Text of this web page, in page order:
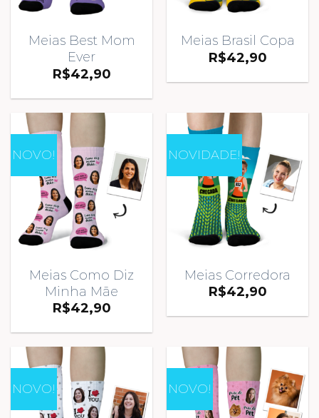
Meias Best Mom
Ever
R$42,90
Meias Brasil Copa
R$42,90
NOVO!
Meias Como Diz
Minha Mãe
R$42,90
NOVIDADE!
Meias Corredora
R$42,90
NOVO! NOVO!